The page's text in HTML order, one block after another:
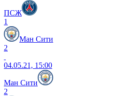
ПСЖ
1
Ман Сити
2
04.05.21, 15:00
Ман Сити
2